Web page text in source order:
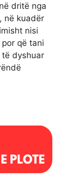
dritë nga
në kuadër
nisi
që tani
dyshuar